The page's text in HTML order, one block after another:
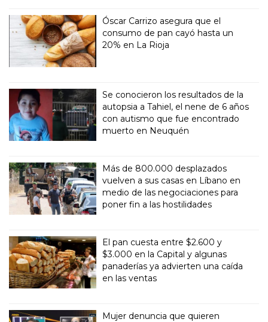
Óscar Carrizo asegura que el
consumo de pan cayó hasta un
20% en La Rioja
Se conocieron los resultados de la
autopsia a Tahiel, el nene de 6 años
con autismo que fue encontrado
muerto en Neuquén
Más de 800.000 desplazados
vuelven a sus casas en Líbano en
medio de las negociaciones para
poner fin a las hostilidades
El pan cuesta entre $2.600 y
$3.000 en la Capital y algunas
panaderías ya advierten una caída
en las ventas
Mujer denuncia que quieren